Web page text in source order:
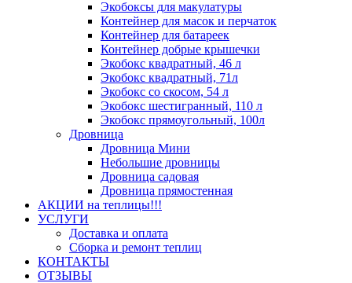
Экобоксы для макулатуры
Контейнер для масок и перчаток
Контейнер для батареек
Контейнер добрые крышечки
Экобокс квадратный, 46 л
Экобокс квадратный, 71л
Экобокс со скосом, 54 л
Экобокс шестигранный, 110 л
Экобокс прямоугольный, 100л
Дровница
Дровница Мини
Небольшие дровницы
Дровница садовая
Дровница прямостенная
АКЦИИ на теплицы!!!
УСЛУГИ
Доставка и оплата
Сборка и ремонт теплиц
КОНТАКТЫ
ОТЗЫВЫ